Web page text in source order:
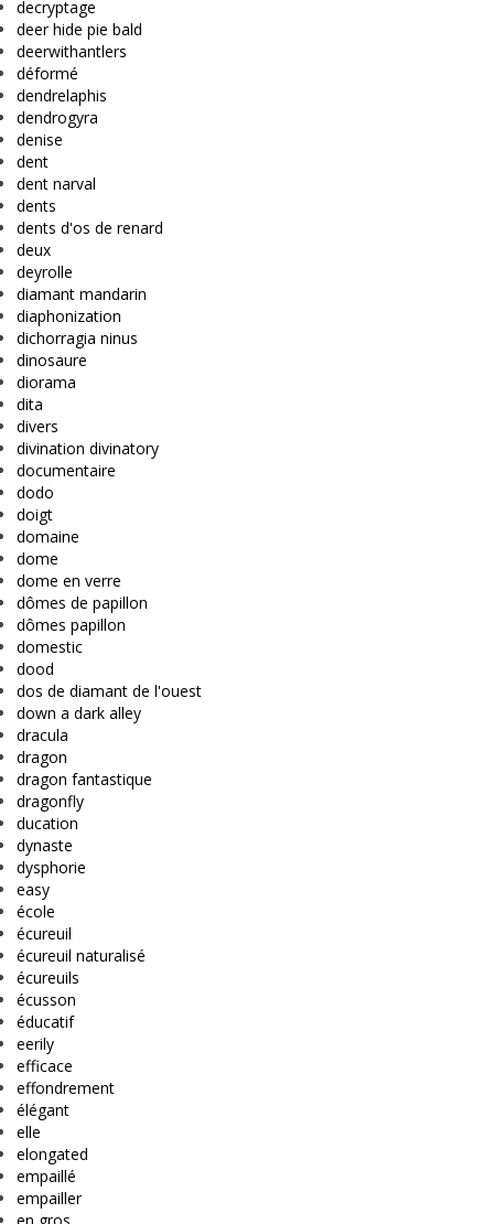
decryptage
deer hide pie bald
deerwithantlers
déformé
dendrelaphis
dendrogyra
denise
dent
dent narval
dents
dents d'os de renard
deux
deyrolle
diamant mandarin
diaphonization
dichorragia ninus
dinosaure
diorama
dita
divers
divination divinatory
documentaire
dodo
doigt
domaine
dome
dome en verre
dômes de papillon
dômes papillon
domestic
dood
dos de diamant de l'ouest
down a dark alley
dracula
dragon
dragon fantastique
dragonfly
ducation
dynaste
dysphorie
easy
école
écureuil
écureuil naturalisé
écureuils
écusson
éducatif
eerily
efficace
effondrement
élégant
elle
elongated
empaillé
empailler
en gros